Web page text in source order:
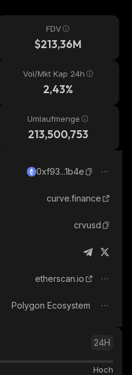
FDV
$213,36M
Vol/Mkt Kap 24h
2,43%
Umlaufmenge
213,500,753
0xf93...1b4e
curve.finance
crvusd
etherscan.io
Polygon Ecosystem
24H
Hoch